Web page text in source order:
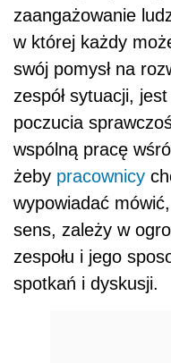
zaangażowanie
w której każdy
swój pomysł na
zespół sytuacji,
poczucia
wspólną pracę
żeby pracownicy
wypowiadać
sens, zależy w
zespołu i jego
spotkań i dyskusji.